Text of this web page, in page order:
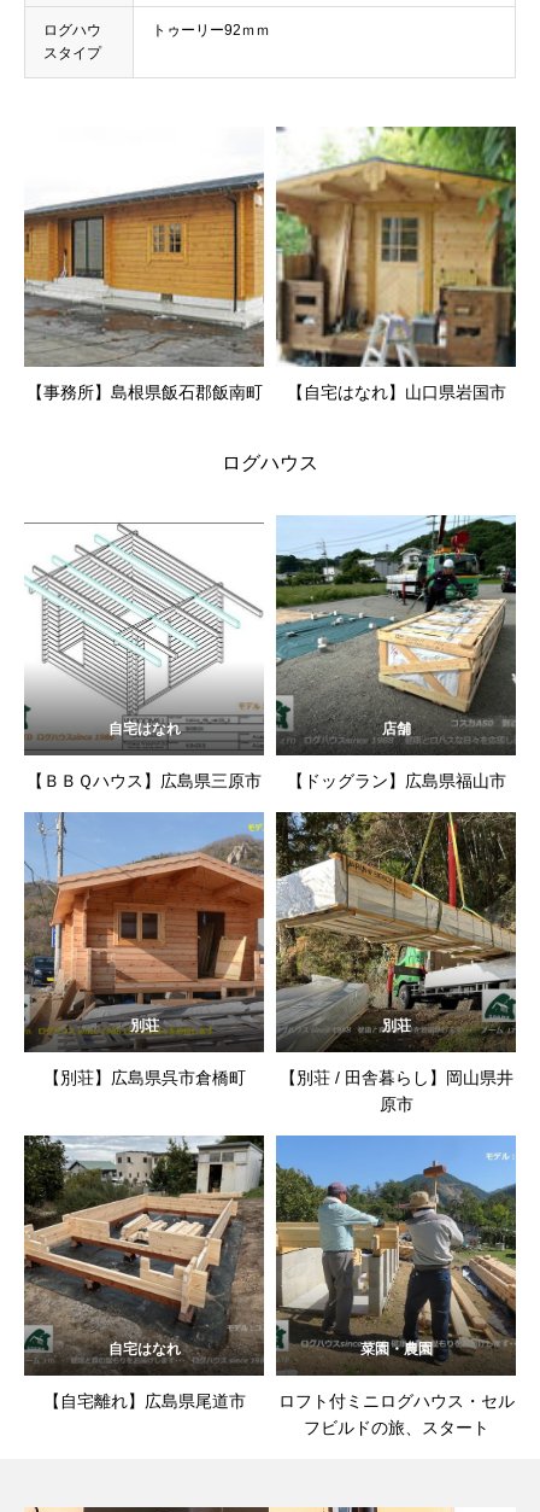
ログハウ
スタイプ
トゥーリー92ｍｍ
【事務所】島根県飯石郡飯南町 【自宅はなれ】山口県岩国市
ログハウス
自宅はなれ
【ＢＢＱハウス】広島県三原市
店舗
【ドッグラン】広島県福山市
別荘
【別荘】広島県呉市倉橋町
別荘
【別荘 / 田舎暮らし】岡山県井
原市
自宅はなれ
【自宅離れ】広島県尾道市
菜園・農園
ロフト付ミニログハウス・セル
フビルドの旅、スタート